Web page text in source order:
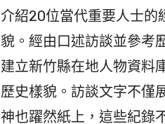
紹20位當代重要人士的
。經由口述訪談並參考
立新竹縣在地人物資料
史樣貌。訪談文字不僅
也躍然紙上，這些紀錄